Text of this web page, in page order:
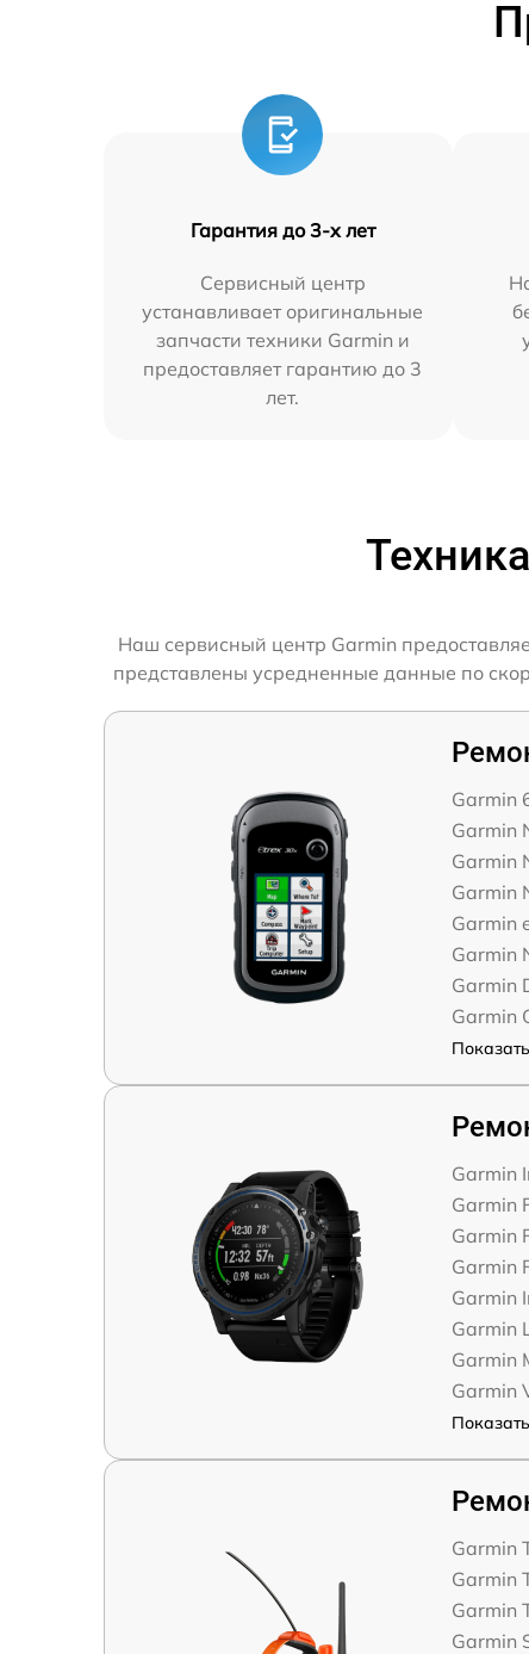
Гарантия до 3-х лет
Сервисный центр
устанавливает оригинальные
запчасти техники Garmin и
предоставляет гарантию до 3
лет.
Наш сервисный центр Garmin
представлены усредненные данные по
Garmin
Garmin
Garmin
Garmin
Garmin
Garmin
Garmin
Garmin
Garmin
Garmin
Garmin
Garmin
Garmin
Garmin
Garmin
Garmin
Garmin
Garmin
Garmin
Garmin